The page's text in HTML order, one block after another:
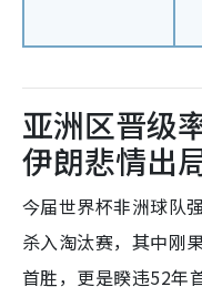
亚洲区晋级
伊朗悲情出
今届世界杯非洲球队
杀入淘汰赛，其中刚
首胜，更是睽违52